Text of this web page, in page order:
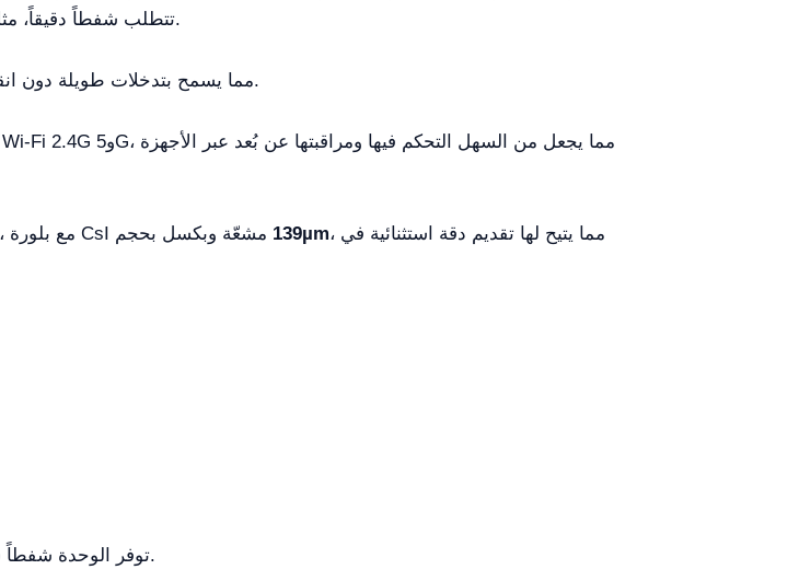
تتطلب شفطاً دقيقاً، مثل التصوير الشعاعي، العلاجات التشخيصية، وصيانة معدات الطبية.
، مما يسمح بتدخلات طويلة دون انقطاع.
139µm، مما يتيح لها تقديم دقة استثنائية في
توفر الوحدة شفطاً فعالاً بفضل قدرتها 5.6 كيلوواط وإضاءة مزدوجة.